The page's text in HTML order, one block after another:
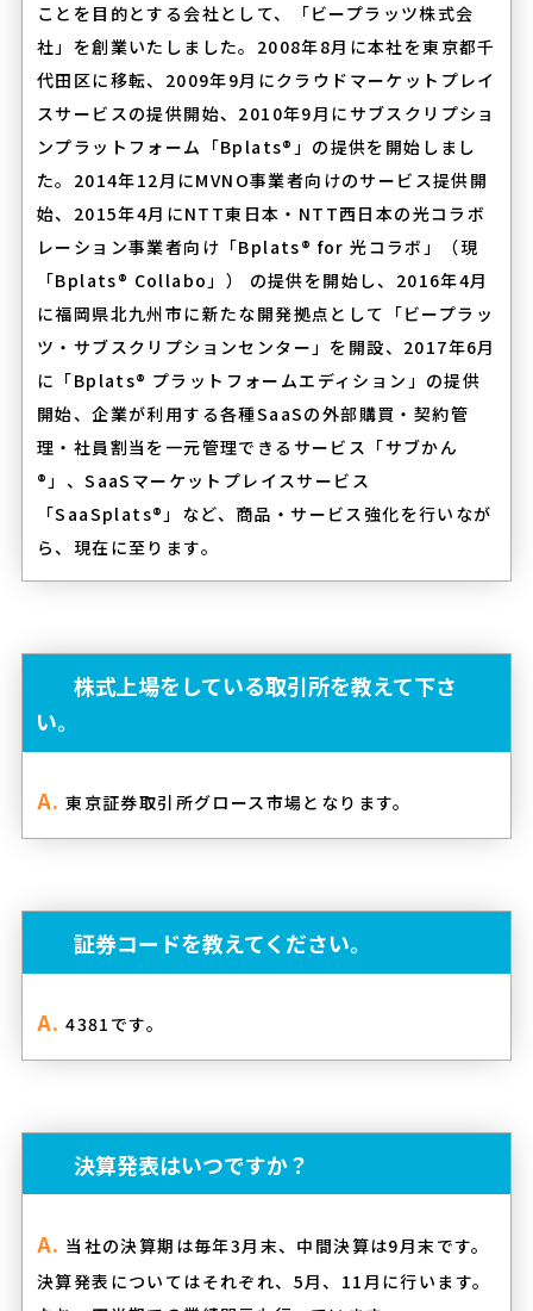
ことを目的とする会社として、「ビープラッツ株式会
社」を創業いたしました。2008年8月に本社を東京都千
代田区に移転、2009年9月にクラウドマーケットプレイ
スサービスの提供開始、2010年9月にサブスクリプショ
ンプラットフォーム「Bplats®」の提供を開始しまし
た。2014年12月にMVNO事業者向けのサービス提供開
始、2015年4月にNTT東日本・NTT西日本の光コラボ
レーション事業者向け「Bplats® for 光コラボ」（現
「Bplats® Collabo」） の提供を開始し、2016年4月
に福岡県北九州市に新たな開発拠点として「ビープラッ
ツ・サブスクリプションセンター」を開設、2017年6月
に「Bplats® プラットフォームエディション」の提供
開始、企業が利用する各種SaaSの外部購買・契約管
理・社員割当を一元管理できるサービス「サブかん
®」、SaaSマーケットプレイスサービス
「SaaSplats®」など、商品・サービス強化を行いなが
ら、現在に至ります。
株式上場をしている取引所を教えて下さ
い。
東京証券取引所グロース市場となります。
証券コードを教えてください。
4381です。
決算発表はいつですか？
当社の決算期は毎年3月末、中間決算は9月末です。
決算発表についてはそれぞれ、5月、11月に行います。